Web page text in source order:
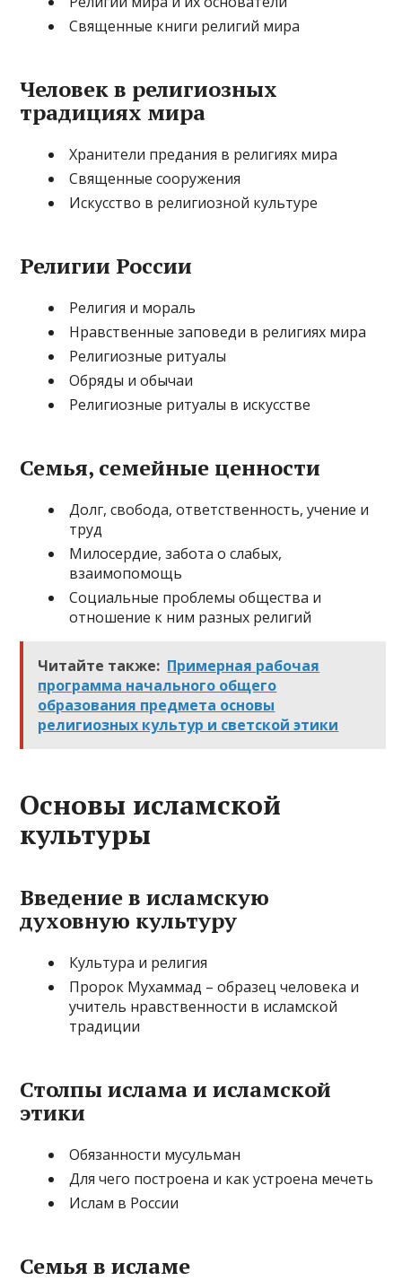
Священные книги религий мира
Человек в религиозных
традициях мира
Хранители предания в религиях мира
Священные сооружения
Искусство в религиозной культуре
Религии России
Религия и мораль
Нравственные заповеди в религиях мира
Религиозные ритуалы
Обряды и обычаи
Религиозные ритуалы в искусстве
Семья, семейные ценности
Долг, свобода, ответственность, учение и
труд
Милосердие, забота о слабых,
взаимопомощь
Социальные проблемы общества и
отношение к ним разных религий
Читайте также: Примерная рабочая
программа начального общего
образования предмета основы
религиозных культур и светской этики
Основы исламской
культуры
Введение в исламскую
духовную культуру
Культура и религия
Пророк Мухаммад – образец человека и
учитель нравственности в исламской
традиции
Столпы ислама и исламской
этики
Обязанности мусульман
Для чего построена и как устроена мечеть
Ислам в России
Семья в исламе